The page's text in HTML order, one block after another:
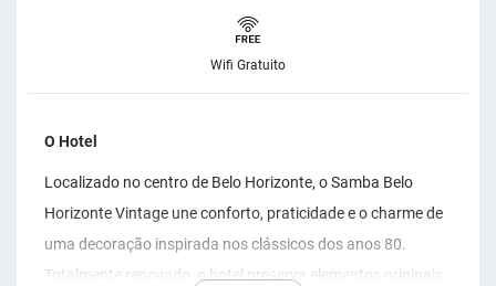
Wifi Gratuito
O Hotel
Localizado no centro de Belo Horizonte, o Samba Belo
Horizonte Vintage une conforto, praticidade e o charme de
uma decoração inspirada nos clássicos dos anos 80.
Totalmente renovado, o hotel preserva elementos originais